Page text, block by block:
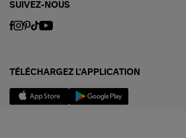
SUIVEZ-NOUS
TÉLÉCHARGEZ L'APPLICATION